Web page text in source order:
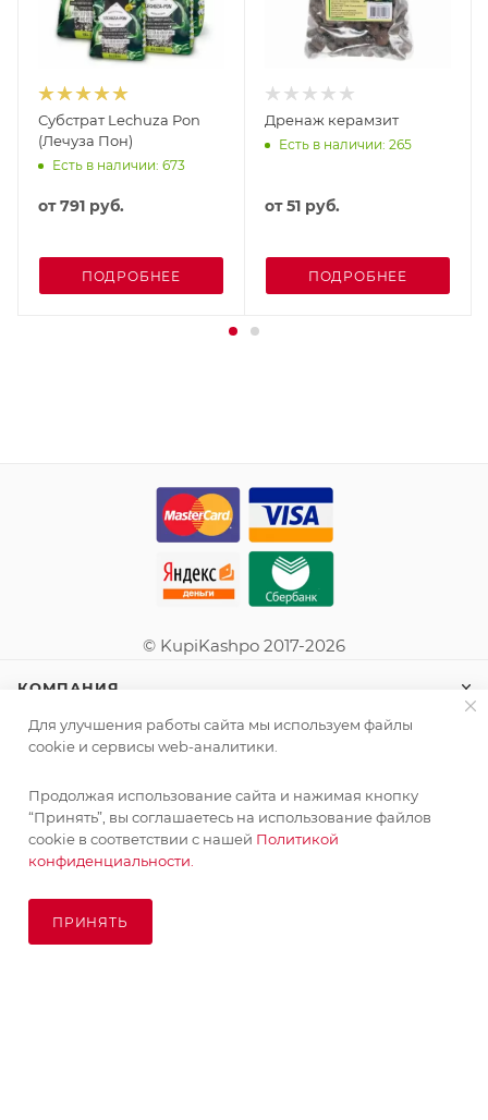
Субстрат Lechuza Pon
(Лечуза Пон)
Есть в наличии: 673
от791 руб.
ПОДРОБНЕЕ
Дренаж керамзит
Есть в наличии: 265
от51 руб.
ПОДРОБНЕЕ
© KupiKashpo 2017-2026
КОМПАНИЯ
ИНФОРМАЦИЯ
ПОМОЩЬ
ПОДПИСАТЬСЯ НА РАССЫЛКУ
Для улучшения работы сайта мы используем файлы
cookie и сервисы web-аналитики.
Продолжая использование сайта и нажимая кнопку
“Принять”, вы соглашаетесь на использование файлов
cookie в соответствии с нашей Политикой
конфиденциальности.
ПРИНЯТЬ